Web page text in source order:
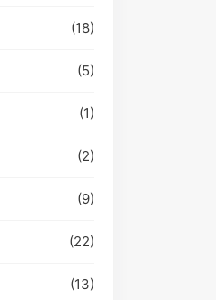
(18)
(5)
(1)
(2)
(9)
(22)
(13)